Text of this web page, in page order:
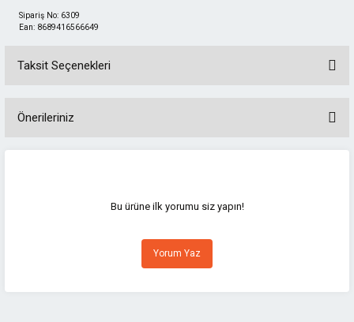
Sipariş No: 6309
Ean: 8689416566649
Taksit Seçenekleri
Önerileriniz
Görüş ve önerileriniz için teşekkür ederiz.
Ürün resmi kalitesiz, bozuk veya görüntülenemiyor.
Ürün açıklamasında eksik bilgiler bulunuyor.
Bu ürüne ilk yorumu siz yapın!
Yorum Yaz